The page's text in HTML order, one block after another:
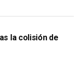
la colisión de